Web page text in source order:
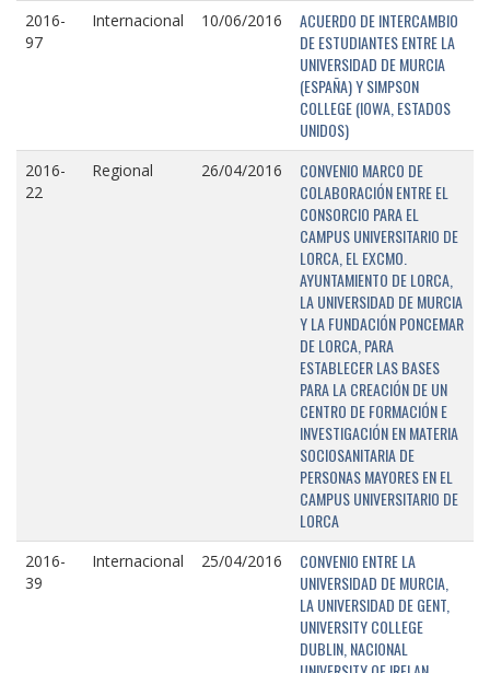
2016-
97
Internacional 10/06/2016
ACUERDO DE INTERCAMBIO
DE ESTUDIANTES ENTRE LA
UNIVERSIDAD DE MURCIA
(ESPAÑA) Y SIMPSON
COLLEGE (IOWA, ESTADOS
UNIDOS)
2016-
22
Regional 26/04/2016
CONVENIO MARCO DE
COLABORACIÓN ENTRE EL
CONSORCIO PARA EL
CAMPUS UNIVERSITARIO DE
LORCA, EL EXCMO.
AYUNTAMIENTO DE LORCA,
LA UNIVERSIDAD DE MURCIA
Y LA FUNDACIÓN PONCEMAR
DE LORCA, PARA
ESTABLECER LAS BASES
PARA LA CREACIÓN DE UN
CENTRO DE FORMACIÓN E
INVESTIGACIÓN EN MATERIA
SOCIOSANITARIA DE
PERSONAS MAYORES EN EL
CAMPUS UNIVERSITARIO DE
LORCA
2016-
39
Internacional 25/04/2016
CONVENIO ENTRE LA
UNIVERSIDAD DE MURCIA,
LA UNIVERSIDAD DE GENT,
UNIVERSITY COLLEGE
DUBLIN, NACIONAL